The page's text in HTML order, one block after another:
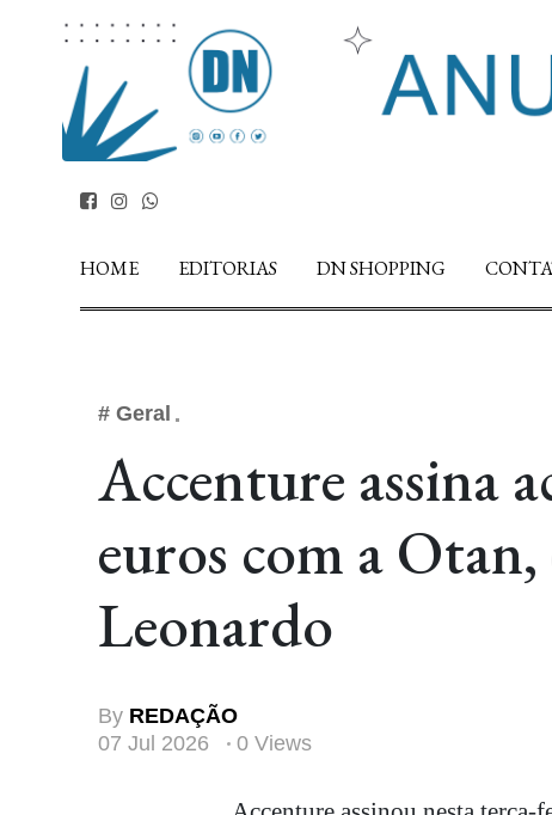
HOME EDITORIAS DN SHOPPING
# Geral
Accenture assina
euros com a
Leonardo
By REDAÇÃO
07 Jul 2026
0 Views